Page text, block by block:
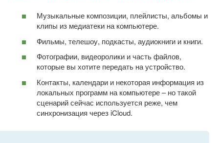
Музыкальные композиции, плейлисты, альбомы и
клипы из медиатеки на компьютере.
Фильмы, телешоу, подкасты, аудиокниги и книги.
Фотографии, видеоролики и часть файлов,
которые вы хотите передать на устройство.
Контакты, календари и некоторая информация из
локальных программ на компьютере – но такой
сценарий сейчас используется реже, чем
синхронизация через iCloud.